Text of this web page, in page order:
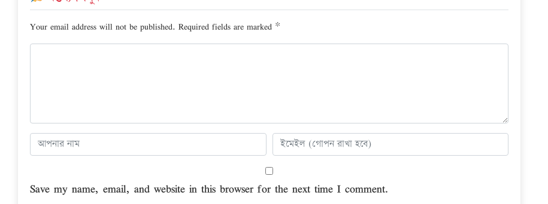
Your email address will not be published. Required fields are marked *
Save my name, email, and website in this browser for the next time I comment.